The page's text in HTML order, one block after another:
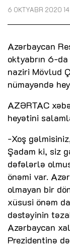
6 OKTYABR 2020
Azərbaycan
oktyabrın 6-
naziri Mövlud
nümayəndə
AZƏRTAC
heyətini
-Xoş
Şadam ki, siz
dəfələrlə
önəmi var.
olmayan bir
xüsusi önəm
dəstəyinin
Azərbaycan
Prezidentinə